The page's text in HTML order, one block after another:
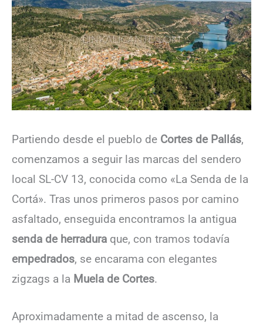
Partiendo desde el pueblo de Cortes de Pallás,
comenzamos a seguir las marcas del sendero
local SL-CV 13, conocida como «La Senda de la
Cortá». Tras unos primeros pasos por camino
asfaltado, enseguida encontramos la antigua
senda de herradura que, con tramos todavía
empedrados, se encarama con elegantes
zigzags a la Muela de Cortes.
Aproximadamente a mitad de ascenso, la